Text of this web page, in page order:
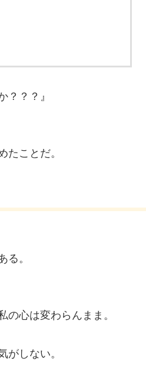
？？？』
たことだ。
る。
心は変わらんまま。
がしない。